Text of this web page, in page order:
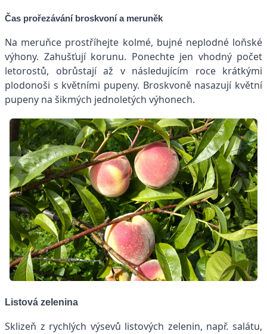
Čas prořezávání broskvoní a meruněk
Na meruňce prostříhejte kolmé, bujné neplodné loňské
výhony. Zahušťují korunu. Ponechte jen vhodný počet
letorostů, obrůstají až v následujícím roce krátkými
plodonoši s květními pupeny. Broskvoně nasazují květní
pupeny na šikmých jednoletých výhonech.
Listová zelenina
Sklizeň z rychlých výsevů listových zelenin, např. salátu,